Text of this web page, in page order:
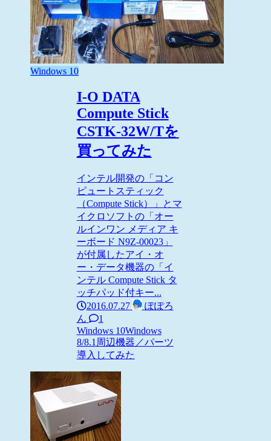
Windows 10
I-O DATA
Compute Stick
CSTK-32W/Tを
買ってみた
インテル開発の「コン
ピュートスティック
（Compute Stick）」とマ
イクロソフトの「オー
ルインワン メディア キ
ーボード N9Z-00023」
が付属したアイ・オ
ー・データ機器の「イ
ンテル Compute Stick タ
ッチパッド付キー...
2016.07.27
ぽぽろ
ん
1
Windows 10Windows
8/8.1 周辺機器／パーツ
導入してみた